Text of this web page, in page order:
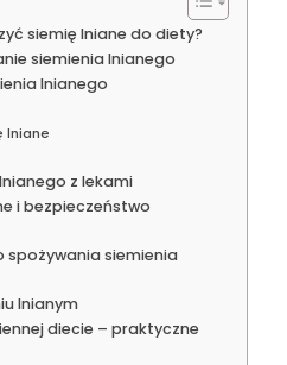
siemię lniane do diety?
siemienia lnianego
lnianego
lniane
z lekami
i bezpieczeństwo
spożywania siemienia
lnianym
diecie – praktyczne